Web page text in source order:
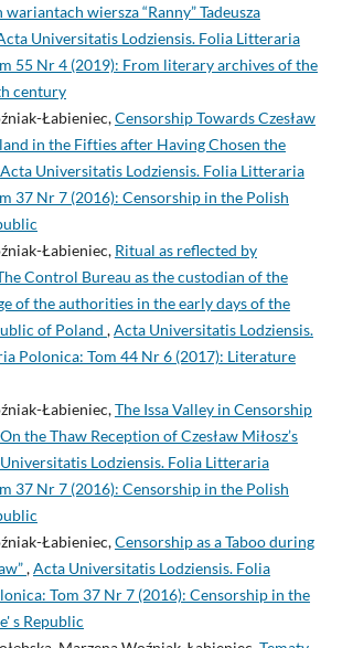
wariantach wiersza “Ranny” Tadeusza
Universitatis Lodziensis. Folia Litteraria
55 Nr 4 (2019): From literary archives of the
century
Łabieniec,Censorship Towards Czesław
in the Fifties after Having Chosen the
Acta Universitatis Lodziensis. Folia Litteraria
37 Nr 7 (2016): Censorship in the Polish
Łabieniec, Ritual as reflected by
Control Bureau as the custodian of the
of the authorities in the early days of the
of Poland ,Acta Universitatis Lodziensis.
Polonica: Tom 44 Nr 6 (2017): Literature
Łabieniec,The Issa Valley in Censorship
the Thaw Reception of Czesław Miłosz’s
Lodziensis. Folia Litteraria
37 Nr 7 (2016): Censorship in the Polish
Łabieniec,Censorship as a Taboo during
,Acta Universitatis Lodziensis. Folia
Tom 37 Nr 7 (2016): Censorship in the
s Republic